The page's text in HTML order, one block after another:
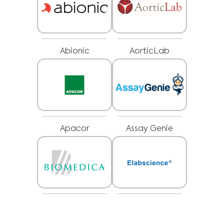
HAFTUNGSAUSSCHLUSS: DIESE WEBSITE BIETET KEINE
ÄRZTLICHE BERATUNG
dieser Website enthaltene Materialien, dienen Informationszwecken und sind
nur für Gesundheitspersonal bzw. Angehörige von Gesundheitsberufen
bestimmt. Der Inhaber dieser Website kann nicht für Fehler, Ungenauigkeiten
oder Unregelmäßigkeiten verantwortlich gemacht werden, die auf dieser
Website oder in verlinkten Inhalten zu finden sind.
medizinischen Rat, Diagnosen oder Behandlungen. Lassen Sie sich bei Fragen
zu Ihrem Gesundheitszustand oder Ihrer Behandlung immer von Ihrem Arzt
oder anderen qualifizierten Gesundheitsdienstleistern beraten, bevor Sie Ihre
Abionic AorticLab
Apacor Assay Genie